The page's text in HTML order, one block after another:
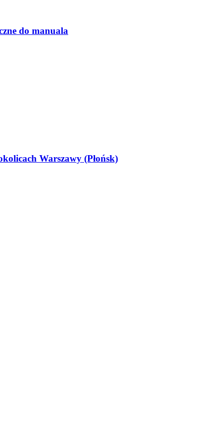
do manuala
Warszawy (Płońsk)